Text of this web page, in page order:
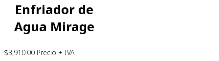
Enfriador de
Agua Mirage
$3,910.00 Precio + IVA